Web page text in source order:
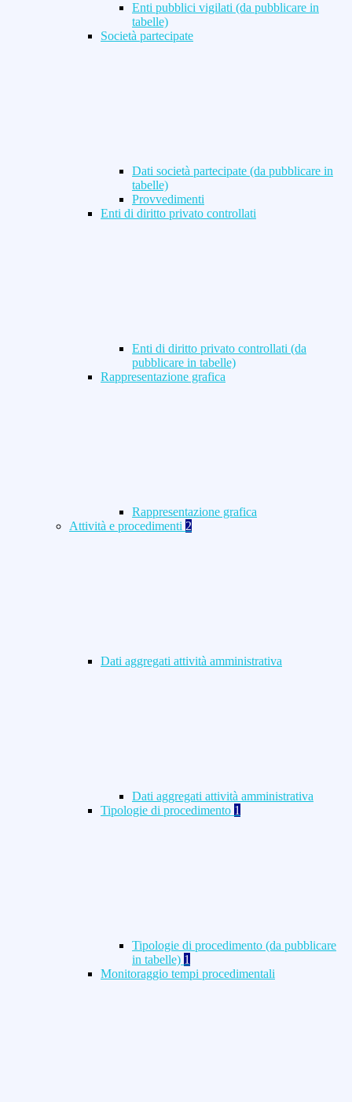
Enti pubblici vigilati (da pubblicare in
tabelle)
Società partecipate
Dati società partecipate (da pubblicare in
tabelle)
Provvedimenti
Enti di diritto privato controllati
Enti di diritto privato controllati (da
pubblicare in tabelle)
Rappresentazione grafica
Rappresentazione grafica
Attività e procedimenti 2
Dati aggregati attività amministrativa
Dati aggregati attività amministrativa
Tipologie di procedimento 1
Tipologie di procedimento (da pubblicare
in tabelle) 1
Monitoraggio tempi procedimentali